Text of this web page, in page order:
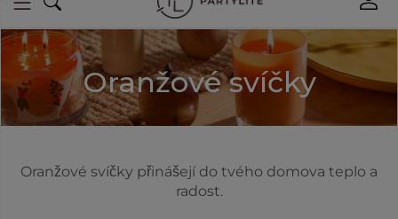
Oranžové svíčky
Oranžové svíčky přinášejí do tvého domova teplo a
radost.